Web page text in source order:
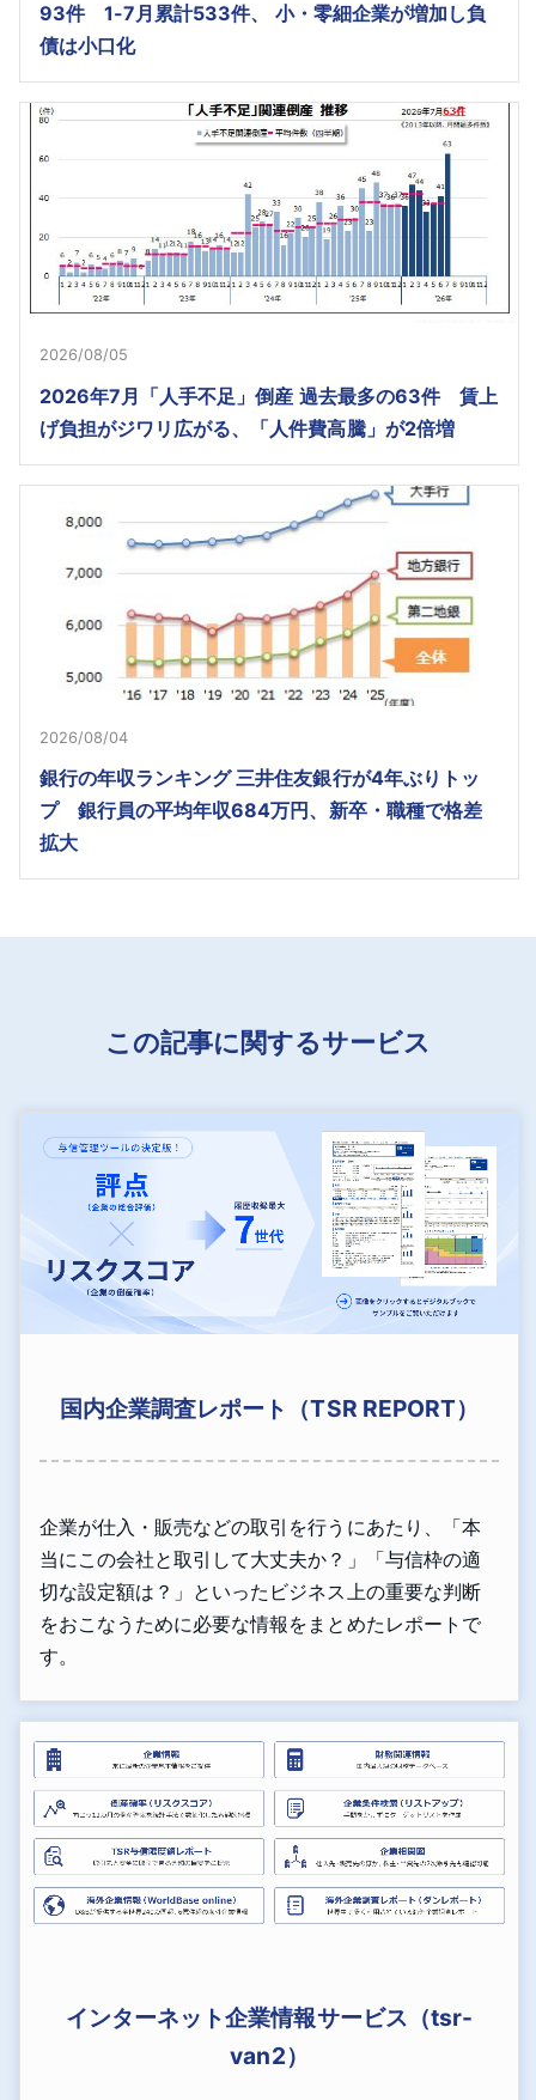
93件 1-7月累計533件、 小・零細企業が増加し負
債は小口化
2026/08/05
2026年7月「人手不足」倒産 過去最多の63件 賃上
げ負担がジワリ広がる、「人件費高騰」が2倍増
2026/08/04
銀行の年収ランキング 三井住友銀行が4年ぶりトッ
プ 銀行員の平均年収684万円、新卒・職種で格差
拡大
この記事に関するサービス
国内企業調査レポート（TSR REPORT）
企業が仕入・販売などの取引を行うにあたり、「本
当にこの会社と取引して大丈夫か？」「与信枠の適
切な設定額は？」といったビジネス上の重要な判断
をおこなうために必要な情報をまとめたレポートで
す。
インターネット企業情報サービス（tsr-
van2）